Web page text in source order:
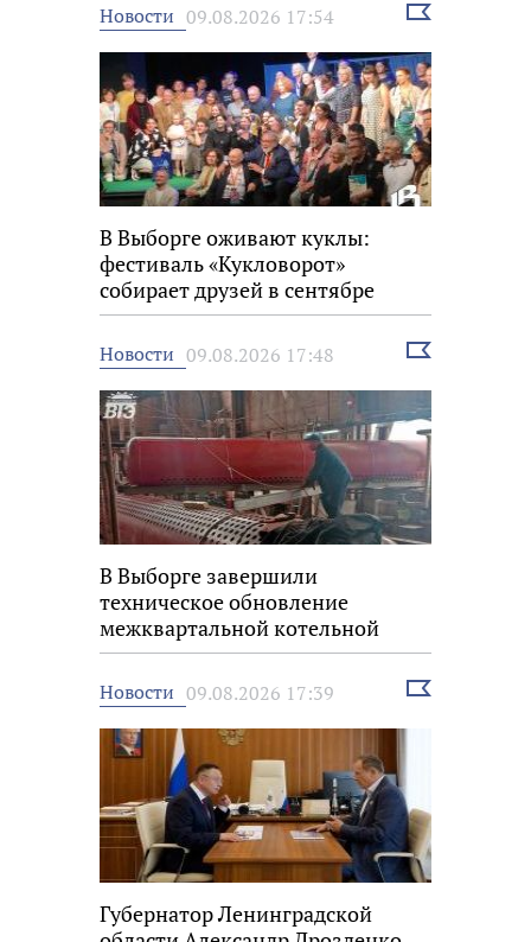
Новости 09.08.2026 17:54
Выбрать
В Выборге оживают куклы:
фестиваль «Кукловорот»
собирает друзей в сентябре
Новости 09.08.2026 17:48
Выбрать
В Выборге завершили
техническое обновление
межквартальной котельной
Новости 09.08.2026 17:39
Выбрать
Губернатор Ленинградской